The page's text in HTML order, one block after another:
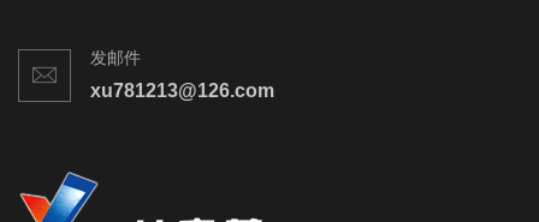
发邮件
xu781213@126.com